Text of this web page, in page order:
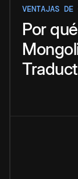
VENTAJAS
Por qué